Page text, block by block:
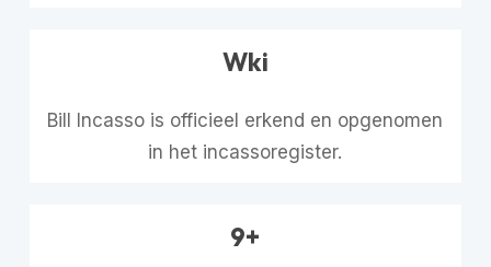
Wki
Bill Incasso is officieel erkend en opgenomen
in het incassoregister.
9+